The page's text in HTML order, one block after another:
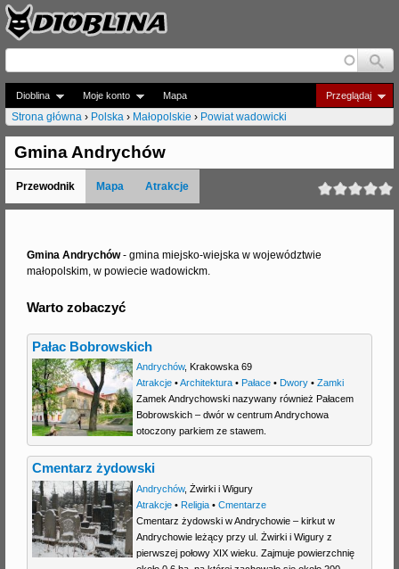
Jump to navigation
Dioblina Moje konto Przeglądaj
Mapa
J
e
s
Strona główna › Polska › Małopolskie › Powiat wadowicki
Gmina Andrychów
Przewodnik Mapa Atrakcje
Gmina Andrychów- gmina miejsko-wiejska w województwie
małopolskim, w powiecie wadowickm.
Warto zobaczyć
Pałac Bobrowskich
Andrychów, Krakowska 69
Atrakcje•Architektura• Pałace• Dwory• Zamki
Zamek Andrychowski nazywany również Pałacem
Bobrowskich – dwór w centrum Andrychowa
otoczony parkiem ze stawem.
Cmentarz żydowski
Andrychów, Żwirki i Wigury
Atrakcje• Religia• Cmentarze
Cmentarz żydowski w Andrychowie – kirkut w
Andrychowie leżący przy ul. Żwirki i Wigury z
pierwszej połowy XIX wieku. Zajmuje powierzchnię